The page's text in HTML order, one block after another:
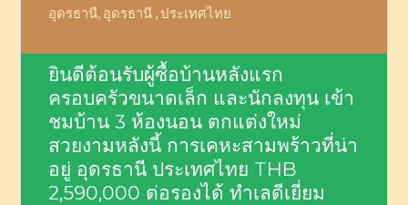
อุดรธานี, อุดรธานี , ประเทศไทย
ยินดีต้อนรับผู้ซื้อบ้านหลังแรก
ครอบครัวขนาดเล็ก และนักลงทุน เข้า
ชมบ้าน 3 ห้องนอน ตกแต่งใหม่
สวยงามหลังนี้ การเคหะสามพร้าวที่น่า
อยู่ อุดรธานี ประเทศไทย THB
2,590,000 ต่อรองได้ ทำเลดีเยี่ยม